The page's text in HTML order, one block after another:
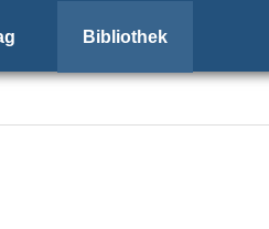
Bibliothek